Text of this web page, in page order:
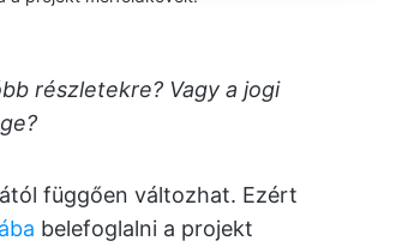
részletekre? Vagy a jogi
függően változhat. Ezért
belefoglalni a projekt